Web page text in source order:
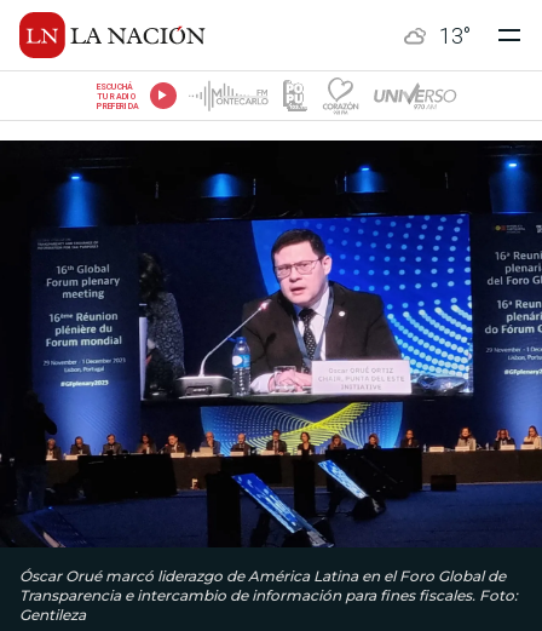
13°
ESCUCHÁ
TU RADIO
PREFERIDA
Óscar Orué marcó liderazgo de América Latina en el Foro Global de
Transparencia e intercambio de información para fines fiscales. Foto:
Gentileza